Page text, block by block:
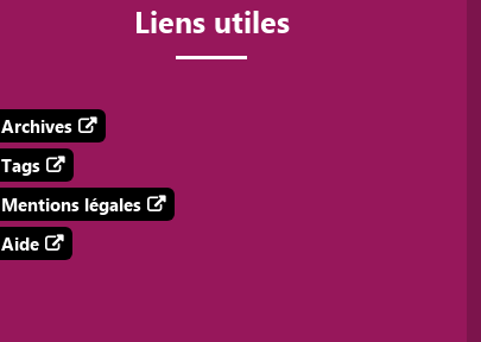
Liens utiles
Archives
Tags
Mentions légales
Aide